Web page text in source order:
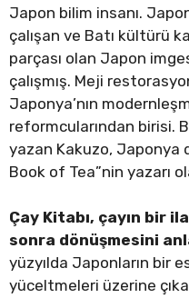
Japon bilim insanı.
çalışan ve Batı kültürü
parçası olan Japon
çalışmış. Meji
Japonya’nın
reformcularından birisi.
yazan Kakuzo, Japonya
Book of Tea”nin yazarı
Çay Kitabı, çayın bir
sonra dönüşmesini
yüzyılda Japonların bir
yüceltmeleri üzerine